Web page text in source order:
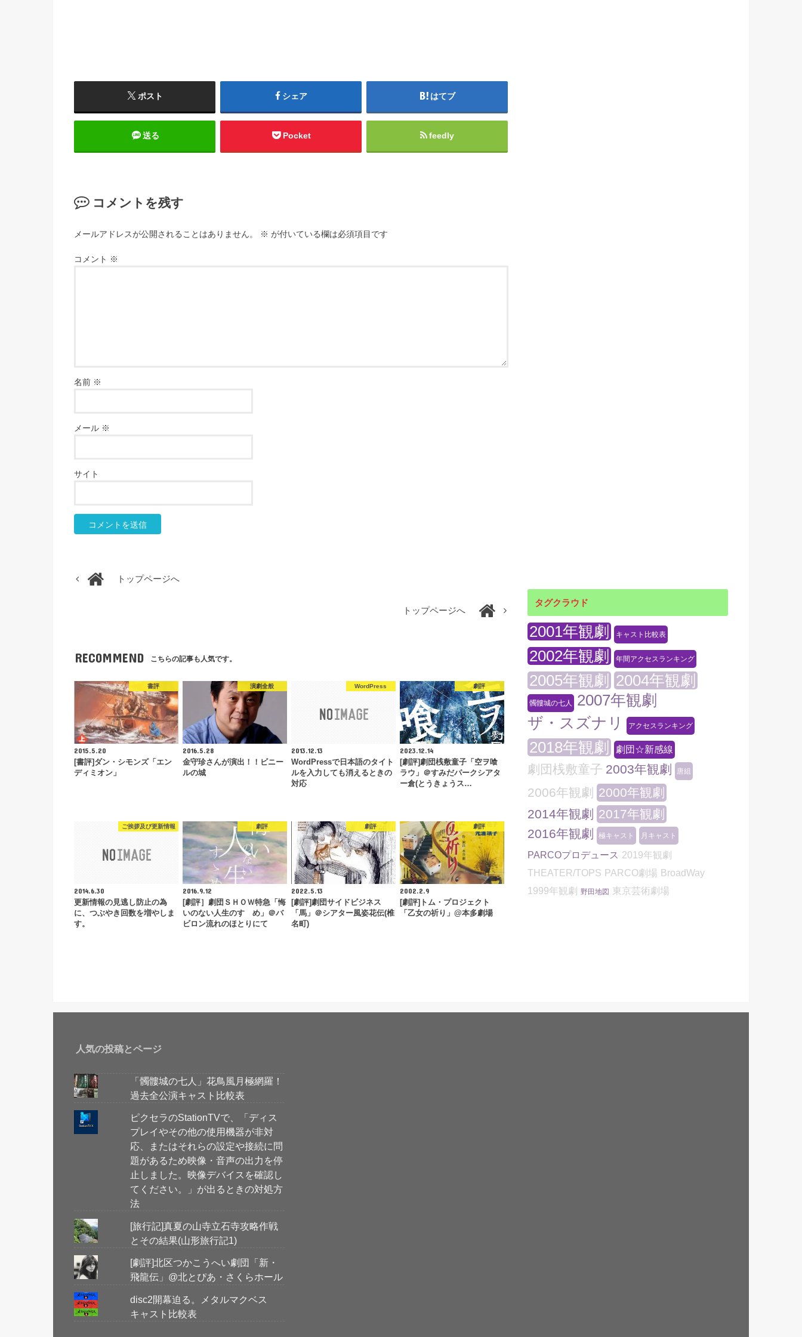
ポスト シェア はてブ
送る Pocket feedly
コメントを残す
メールアドレスが公開されることはありません。 ※ が付いている欄は必須項目です
コメント ※
名前 ※
メール ※
サイト
トップページへ
トップページへ
RECOMMEND こちらの記事も人気です。
書評
2015.5.20
[書評]ダン・シモンズ「エン
ディミオン」
演劇全般
2016.5.28
金守珍さんが演出！！ビニー
ルの城
WordPress
2013.12.13
WordPressで日本語のタイト
ルを入力しても消えるときの
対応
劇評
2023.12.14
[劇評]劇団桟敷童子「空ヲ喰
ラウ」＠すみだパークシアタ
ー倉(とうきょうス…
ご挨拶及び更新情報
2014.6.30
更新情報の見逃し防止の為
に、つぶやき回数を増やしま
す。
劇評
2016.9.12
[劇評］劇団ＳＨＯＷ特急「悔
いのない人生のすゝめ」＠バ
ビロン流れのほとりにて
劇評
2022.5.13
[劇評]劇団サイドビジネス
「馬」＠シアター風姿花伝(椎
名町)
劇評
2002.2.9
[劇評]トム・プロジェクト
「乙女の祈り」@本多劇場
タグクラウド
2001年観劇 キャスト比較表
2002年観劇 年間アクセスランキング
2005年観劇 2004年観劇
髑髏城の七人
2007年観劇
ザ・スズナリ
アクセスランキング
2018年観劇 劇団☆新感線
劇団桟敷童子 2003年観劇 唐組
2006年観劇
2000年観劇
2014年観劇 2017年観劇
2016年観劇
極キャスト 月キャスト
PARCOプロデュース 2019年観劇
THEATER/TOPS PARCO劇場 BroadWay
1999年観劇
野田地図 東京芸術劇場
人気の投稿とページ
「髑髏城の七人」花鳥風月極網羅！
過去全公演キャスト比較表
ピクセラのStationTVで、「ディス
プレイやその他の使用機器が非対
応、またはそれらの設定や接続に問
題があるため映像・音声の出力を停
止しました。映像デバイスを確認し
てください。」が出るときの対処方
法
[旅行記]真夏の山寺立石寺攻略作戦
とその結果(山形旅行記1)
[劇評]北区つかこうへい劇団「新・
飛龍伝」@北とぴあ・さくらホール
disc2開幕迫る。メタルマクベス
キャスト比較表